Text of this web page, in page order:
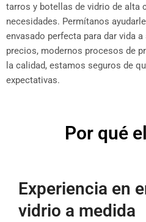
tarros y botellas de vidrio de alta
necesidades. Permítanos
envasado perfecta para dar vida
precios, modernos procesos de
la calidad, estamos seguros de
expectativas.
Por qué
Experiencia en
vidrio a medida